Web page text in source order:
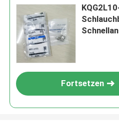
Fortsetzen